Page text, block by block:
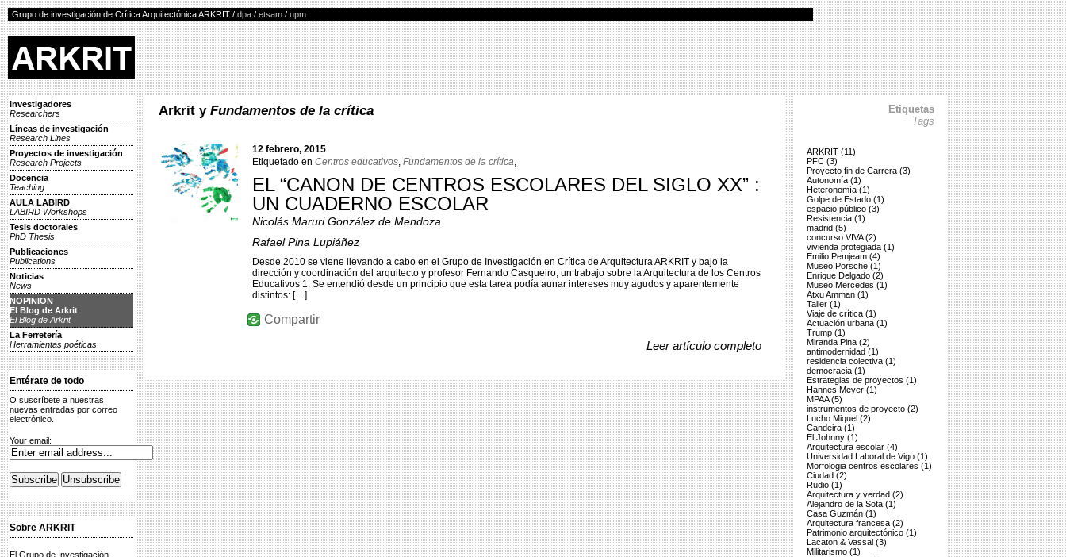
Grupo de investigación de Crítica Arquitectónica ARKRIT / dpa / etsam / upm
Investigadores
Researchers
Líneas de investigación
Research Lines
Proyectos de investigación
Research Projects
Docencia
Teaching
AULA LABIRD
LABIRD Workshops
Tesis doctorales
PhD Thesis
Publicaciones
Publications
Noticias
News
NOPINION
El Blog de Arkrit
El Blog de Arkrit
La Ferretería
Herramientas poéticas
Entérate de todo
O suscríbete a nuestras
nuevas entradas por correo
electrónico.
Your email:
Sobre ARKRIT
El Grupo de Investigación
Arkrit y Fundamentos de la crítica
12 febrero, 2015
Etiquetado en Centros educativos, Fundamentos de la crítica,
EL “CANON DE CENTROS ESCOLARES DEL SIGLO XX” :
UN CUADERNO ESCOLAR
Nicolás Maruri González de Mendoza
Rafael Pina Lupiáñez
Desde 2010 se viene llevando a cabo en el Grupo de Investigación en Crítica de Arquitectura ARKRIT y bajo la
dirección y coordinación del arquitecto y profesor Fernando Casqueiro, un trabajo sobre la Arquitectura de los Centros
Educativos 1. Se entendió desde un principio que esta tarea podía aunar intereses muy agudos y aparentemente
distintos: […]
Compartir
Leer artículo completo
Etiquetas
Tags
ARKRIT (11)
PFC (3)
Proyecto fin de Carrera (3)
Autonomía (1)
Heteronomía (1)
Golpe de Estado (1)
espacio público (3)
Resistencia (1)
madrid (5)
concurso VIVA (2)
vivienda protegiada (1)
Emilio Pemjeam (4)
Museo Porsche (1)
Enrique Delgado (2)
Museo Mercedes (1)
Atxu Amman (1)
Taller (1)
Viaje de crítica (1)
Actuación urbana (1)
Trump (1)
Miranda Pina (2)
antimodernidad (1)
residencia colectiva (1)
democracia (1)
Estrategias de proyectos (1)
Hannes Meyer (1)
MPAA (5)
instrumentos de proyecto (2)
Lucho Miquel (2)
Candeira (1)
El Johnny (1)
Arquitectura escolar (4)
Universidad Laboral de Vigo (1)
Morfologia centros escolares (1)
Ciudad (2)
Rudio (1)
Arquitectura y verdad (2)
Alejandro de la Sota (1)
Casa Guzmán (1)
Arquitectura francesa (2)
Patrimonio arquitectónico (1)
Lacaton & Vassal (3)
Militarismo (1)